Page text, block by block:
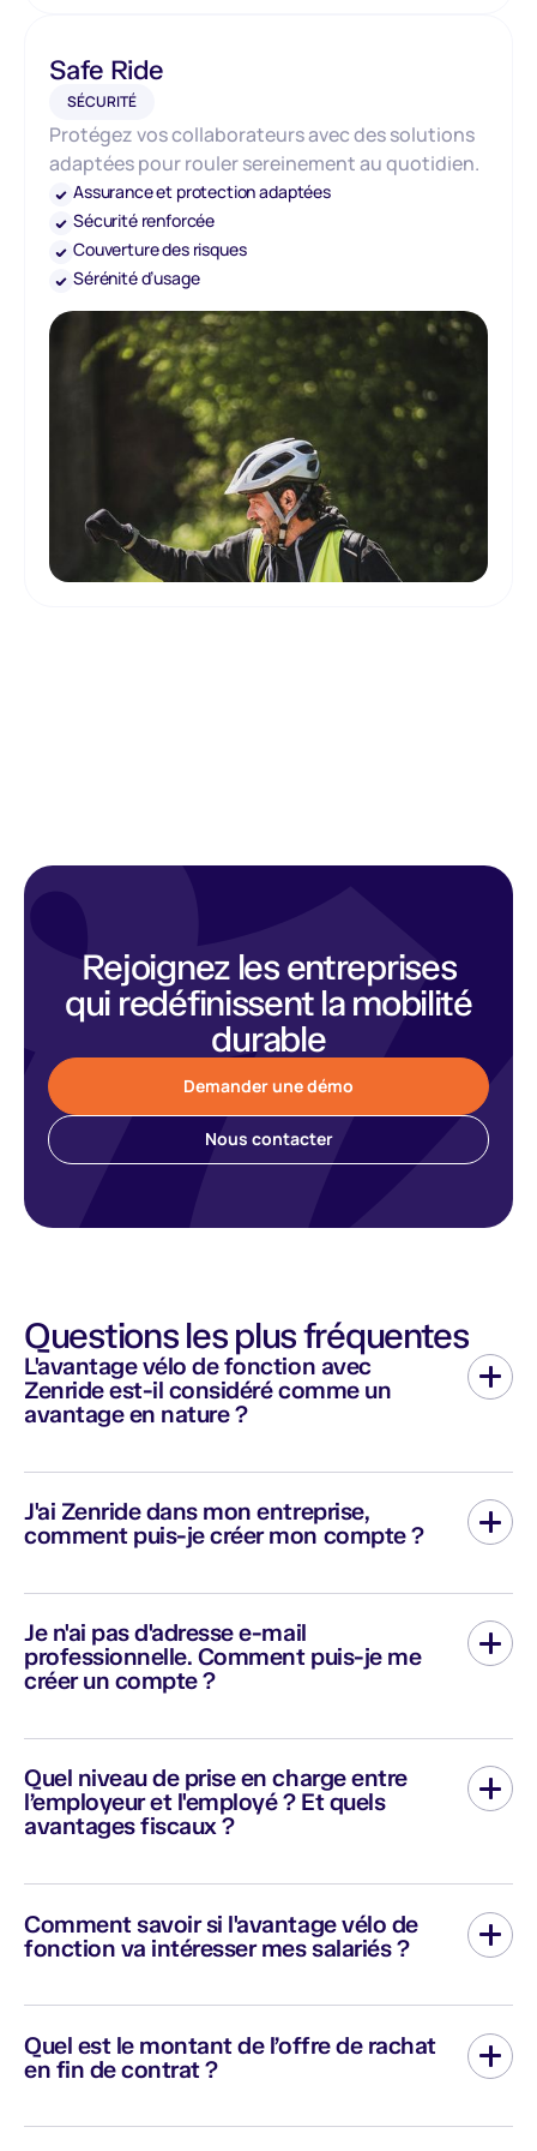
Safe Ride
SÉCURITÉ
Protégez vos collaborateurs avec des solutions
adaptées pour rouler sereinement au quotidien.
Assurance et protection adaptées
Sécurité renforcée
Couverture des risques
Sérénité d’usage
Rejoignez les entreprises
qui redéfinissent la mobilité
durable
Demander une démo
Nous contacter
Questions les plus fréquentes
L'avantage vélo de fonction avec
Zenride est-il considéré comme un
avantage en nature ?
La location d’un vélo personnel n’est pas considérée comme un
avantage en nature selon l’URSSAF. L’entreprise n’aura pas de
charges et le salarié ne sera prélevé de cotisations sociales ni
imposé.
J'ai Zenride dans mon entreprise,
comment puis-je créer mon compte ?
Pour créer votre compte Zenride, cliquez sur "Mon espace" puis
"Inscription" sur cette page ou remplissez le
contact, en indiquant le nom de votre employeur. Nous
reviendrons vers vous avec le bon lien.
Je n'ai pas d'adresse e-mail
professionnelle. Comment puis-je me
créer un compte ?
Si vous ne disposez pas d’adresse e-mail professionnelle, alors
vous pouvez utiliser votre adresse e-mail personnelle. Si
toutefois vous ne parvenez pas à créer votre compte avec votre
adresse personnelle, contactez nous via le formulaire de
contact
.
Quel niveau de prise en charge entre
l’employeur et l'employé ? Et quels
avantages fiscaux ?
L'employeur peut mettre en place l'avantage vélo sans y dédier
de budget. Il peut également décider de participer avec un
montant fixe mensuel par vélo, par exemple 40€/mois, ou
10€/mois, c'est totalement flexible.
Comment savoir si l'avantage vélo de
fonction va intéresser mes salariés ?
Afin de mesurer l’engouement en interne dans les entreprises,
Zenride propose un outil de sondage gratuit.
Quel est le montant de l’offre de rachat
en fin de contrat ?
Nous nous engageons à vous faire une offre de rachat à hauteur